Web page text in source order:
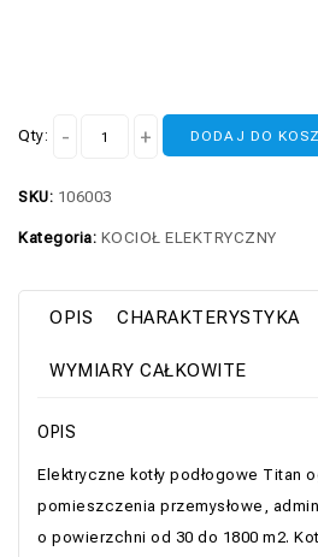
Qty: DODAJ DO
SKU: 106003
Kategoria: KOCIOŁ ELEKTRYCZNY
OPIS CHARAKTERYSTYKA
WYMIARY CAŁKOWITE
OPIS
Elektryczne kotły podłogowe Titan
pomieszczenia przemysłowe,
o powierzchni od 30 do 1800 m2.